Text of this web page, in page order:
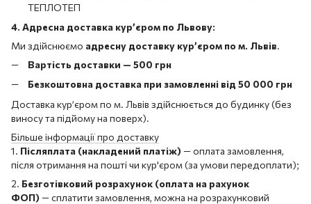
ТЕПЛОТЕП
4. Адресна доставка кур’єром по Львову:
Ми здійснюємо адресну доставку кур’єром по м. Львів.
Вартість доставки — 500 грн
Безкоштовна доставка при замовленні від 50 000 грн
Доставка кур’єром по м. Львів здійснюється до будинку (без
виносу та підйому на поверх).
Більше інформації про доставку
1. Післяплата (накладений платіж) — оплата замовлення,
після отримання на пошті чи кур'єром (за умови передоплати);
2. Безготівковий розрахунок (оплата на рахунок
ФОП) — сплатити замовлення, можна на розрахунковий